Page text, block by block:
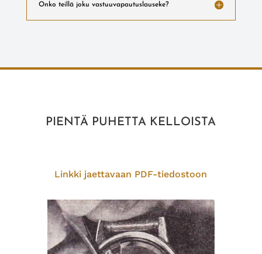
Onko teillä joku vastuuvapautuslauseke?
PIENTÄ PUHETTA KELLOISTA
Linkki jaettavaan PDF-tiedostoon